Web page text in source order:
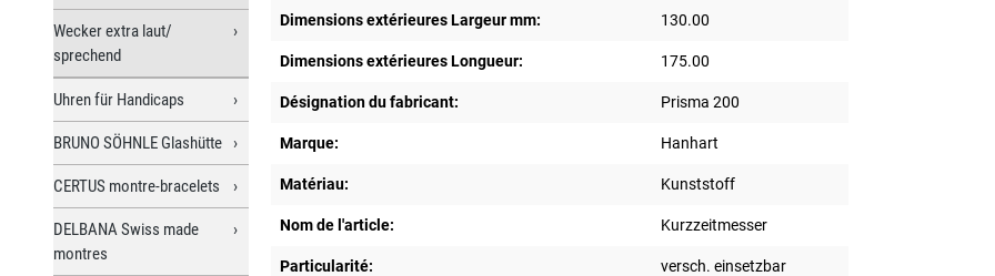
Wecker extra laut/
sprechend
Uhren für Handicaps
BRUNO SÖHNLE Glashütte
CERTUS montre-bracelets
DELBANA Swiss made
montres
Dimensions extérieures Largeur mm: 130.00
Dimensions extérieures Longueur: 175.00
Désignation du fabricant: Prisma 200
Marque: Hanhart
Matériau: Kunststoff
Nom de l'article: Kurzzeitmesser
Particularité: versch. einsetzbar